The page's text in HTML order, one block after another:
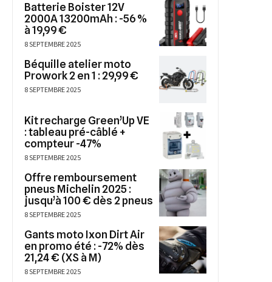
Batterie Boister 12V
2000A 13200mAh : -56 %
à 19,99 €
8 SEPTEMBRE 2025
Béquille atelier moto
Prowork 2 en 1 : 29,99 €
8 SEPTEMBRE 2025
Kit recharge Green’Up VE
: tableau pré-câblé +
compteur -47%
8 SEPTEMBRE 2025
Offre remboursement
pneus Michelin 2025 :
jusqu’à 100 € dès 2 pneus
8 SEPTEMBRE 2025
Gants moto Ixon Dirt Air
en promo été : -72% dès
21,24 € (XS à M)
8 SEPTEMBRE 2025